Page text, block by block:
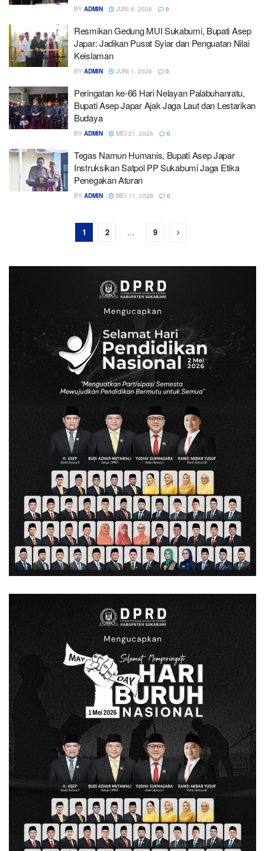
BY ADMIN JUNI 8, 2026 0
Resmikan Gedung MUI Sukabumi, Bupati Asep
Japar: Jadikan Pusat Syiar dan Penguatan Nilai
Keislaman
BY ADMIN JUNI 1, 2026 0
Peringatan ke-66 Hari Nelayan Palabuhanratu,
Bupati Asep Japar Ajak Jaga Laut dan Lestarikan
Budaya
BY ADMIN MEI 21, 2026 0
Tegas Namun Humanis, Bupati Asep Japar
Instruksikan Satpol PP Sukabumi Jaga Etika
Penegakan Aturan
BY ADMIN MEI 11, 2026 0
1 2 … 9